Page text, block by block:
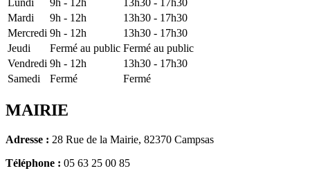
Lundi
9h - 12h
13h30 - 17h30
Mardi
9h - 12h
13h30 - 17h30
Mercredi 9h - 12h
13h30 - 17h30
Jeudi
Fermé au public Fermé au public
Vendredi 9h - 12h
13h30 - 17h30
Samedi
Fermé Fermé
MAIRIE
Adresse : 28 Rue de la Mairie, 82370 Campsas
Téléphone : 05 63 25 00 85